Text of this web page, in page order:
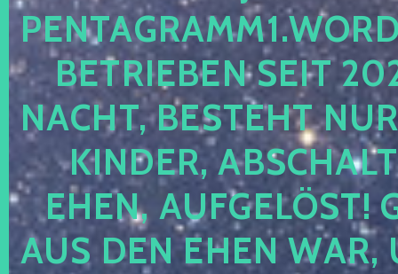
TRIEBEN SEIT 2024
CHT, BESTEHT NUR
NDER,
EN, AUFGELÖST!
S DEN EHEN WAR,